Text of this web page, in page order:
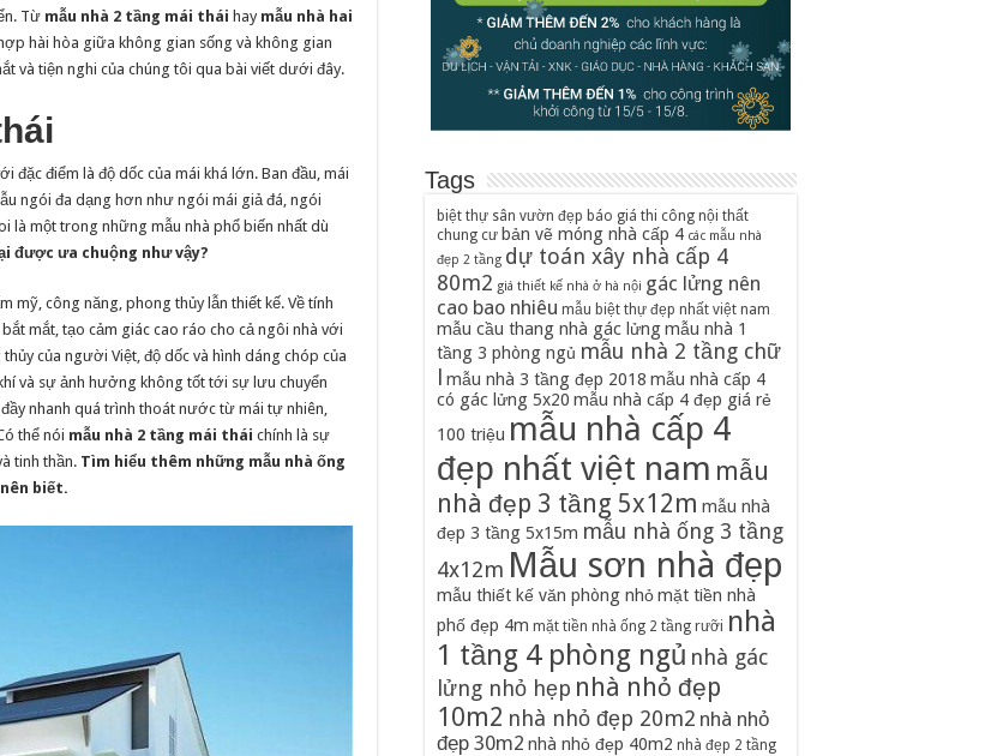
Từ mẫu nhà 2 tầng mái thái hay mẫu nhà hai
hài hòa giữa không gian sống và không gian
và tiện nghi của chúng tôi qua bài viết dưới đây.
đặc điểm là độ dốc của mái khá lớn. Ban đầu, mái
ngói đa dạng hơn như ngói mái giả đá, ngói
là một trong những mẫu nhà phổ biến nhất dù
được ưa chuộng như vậy?
mỹ, công năng, phong thủy lẫn thiết kế. Về tính
mắt, tạo cảm giác cao ráo cho cả ngôi nhà với
của người Việt, độ dốc và hình dáng chóp của
và sự ảnh hưởng không tốt tới sự lưu chuyển
nhanh quá trình thoát nước từ mái tự nhiên,
thể nói mẫu nhà 2 tầng mái thái chính là sự
tinh thần. Tìm hiểu thêm những mẫu nhà ống
biết.
Tags
biệt thự sân vườn đẹp báo giá thi công nội thất
chung cư bản vẽ móng nhà cấp 4 các mẫu nhà
đẹp 2 tầng dự toán xây nhà cấp 4
80m2 giá thiết kế nhà ở hà nội gác lửng nên
cao bao nhiêu mẫu biệt thự đẹp nhất việt nam
mẫu cầu thang nhà gác lửngmẫu nhà 1
tầng 3 phòng ngủ mẫu nhà 2 tầng chữ
mẫu nhà 3 tầng đẹp 2018 mẫu nhà cấp 4
có gác lửng 5x20 mẫu nhà cấp 4 đẹp giá rẻ
100 triệu mẫu nhà cấp 4
đẹp nhất việt nam mẫu
nhà đẹp 3 tầng 5x12m mẫu nhà
đẹp 3 tầng 5x15m mẫu nhà ống 3 tầng
4x12m Mẫu sơn nhà đẹp
mẫu thiết kế văn phòng nhỏmặt tiền nhà
phố đẹp 4m mặt tiền nhà ống 2 tầng rưỡi nhà
1 tầng 4 phòng ngủ nhà gác
lửng nhỏ hẹp nhà nhỏ đẹp
10m2 nhà nhỏ đẹp 20m2 nhà nhỏ
đẹp 30m2 nhà nhỏ đẹp 40m2 nhà đẹp 2 tầng